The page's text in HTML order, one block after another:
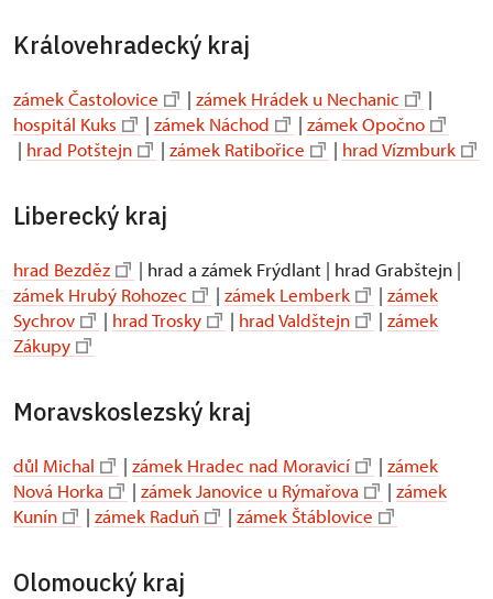
Královehradecký kraj
zámek Častolovice | zámek Hrádek u Nechanic
|
hospitál Kuks
| zámek Náchod | zámek Opočno
| hrad Potštejn | zámek Ratibořice | hrad Vízmburk
Liberecký kraj
hrad Bezděz
| hrad a zámek Frýdlant | hrad Grabštejn |
zámek Hrubý Rohozec
| zámek Lemberk | zámek
Sychrov
| hrad Trosky | hrad Valdštejn | zámek
Zákupy
Moravskoslezský kraj
důl Michal | zámek Hradec nad Moravicí | zámek
Nová Horka
| zámek Janovice u Rýmařova | zámek
Kunín
| zámek Raduň | zámek Štáblovice
Olomoucký kraj